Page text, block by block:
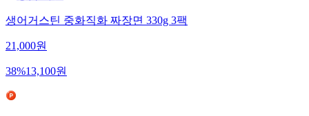
생어거스틴 중화직화 짜장면 330g 3팩
21,000원
38%13,100원